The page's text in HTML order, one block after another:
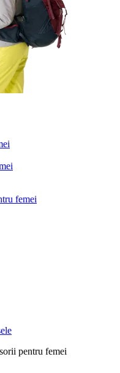
femei
pentru femei